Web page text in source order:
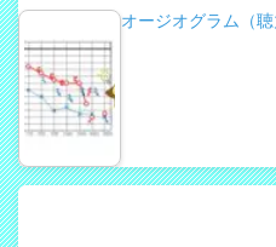
オージオグラム（